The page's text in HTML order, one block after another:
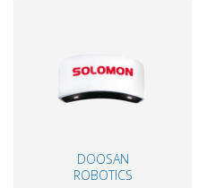
DOOSAN
ROBOTICS